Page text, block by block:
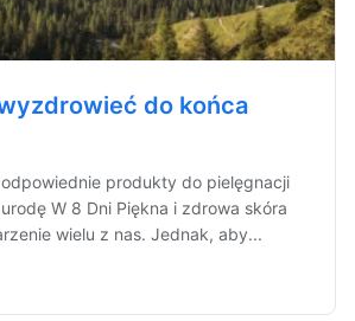
do końca
produkty do pielęgnacji
W 8 Dni Piękna i zdrowa skóra
wielu z nas. Jednak, aby...